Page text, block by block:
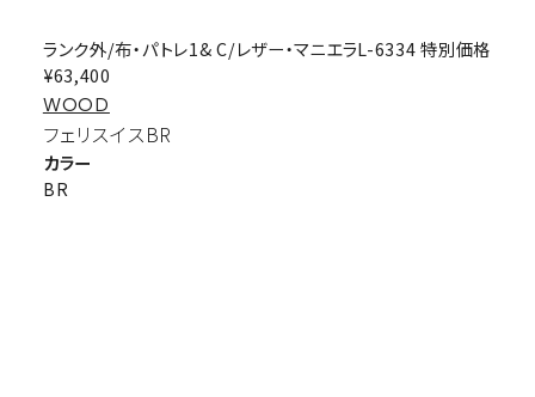
ランク外/布・パトレ1& C/レザー・マニエラL-6334 特別価格
¥63,400
WOOD
フェリスイスBR
カラー
BR